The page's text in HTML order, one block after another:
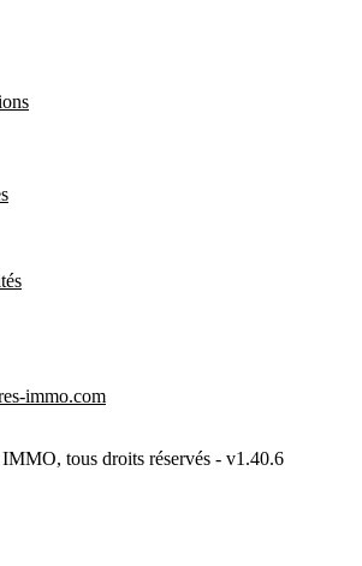
immo.com
tous droits réservés - v1.40.6